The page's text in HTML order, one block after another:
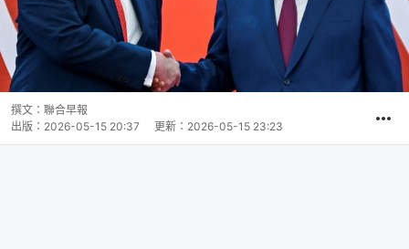
撰文： 聯合早報
出版： 2026-05-15 20:37 更新： 2026-05-15 23:23